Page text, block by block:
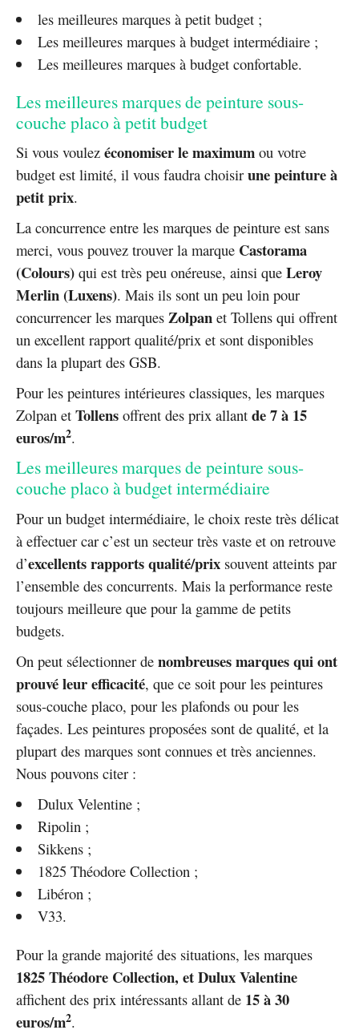
les meilleures marques à petit budget ;
Les meilleures marques à budget intermédiaire ;
Les meilleures marques à budget confortable.
Les meilleures marques de peinture sous-
couche placo à petit budget
Si vous voulez économiser le maximum ou votre
budget est limité, il vous faudra choisir une peinture à
petit prix.
La concurrence entre les marques de peinture est sans
merci, vous pouvez trouver la marque Castorama
(Colours) qui est très peu onéreuse, ainsi que Leroy
Merlin (Luxens). Mais ils sont un peu loin pour
concurrencer les marques Zolpan et Tollens qui offrent
un excellent rapport qualité/prix et sont disponibles
dans la plupart des GSB.
Pour les peintures intérieures classiques, les marques
Zolpan et Tollens offrent des prix allant de 7 à 15
euros/m2.
Les meilleures marques de peinture sous-
couche placo à budget intermédiaire
Pour un budget intermédiaire, le choix reste très délicat
à effectuer car c’est un secteur très vaste et on retrouve
d’excellents rapports qualité/prix souvent atteints par
l’ensemble des concurrents. Mais la performance reste
toujours meilleure que pour la gamme de petits
budgets.
On peut sélectionner de nombreuses marques qui ont
prouvé leur efficacité, que ce soit pour les peintures
sous-couche placo, pour les plafonds ou pour les
façades. Les peintures proposées sont de qualité, et la
plupart des marques sont connues et très anciennes.
Nous pouvons citer :
Dulux Velentine ;
Ripolin ;
Sikkens ;
1825 Théodore Collection ;
Libéron ;
V33.
Pour la grande majorité des situations, les marques
1825 Théodore Collection, et Dulux Valentine
affichent des prix intéressants allant de 15 à 30
euros/m2.